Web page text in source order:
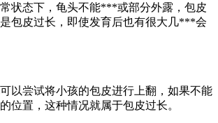
状态下，龟头不能***或部分外露，包皮
包皮过长，即使发育后也有很大几***会
尝试将小孩的包皮进行上翻，如果不能
位置，这种情况就属于包皮过长。